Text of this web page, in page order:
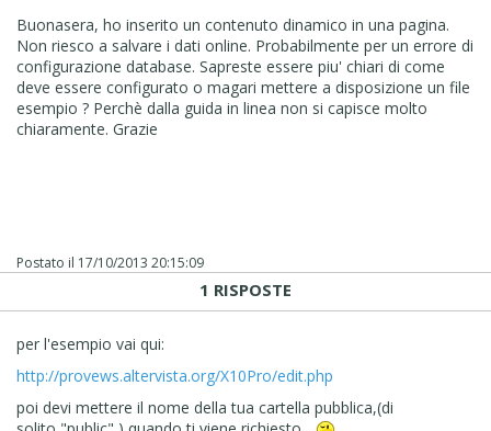
Buonasera, ho inserito un contenuto dinamico in una pagina.
Non riesco a salvare i dati online. Probabilmente per un errore di
configurazione database. Sapreste essere piu' chiari di come
deve essere configurato o magari mettere a disposizione un file
esempio ? Perchè dalla guida in linea non si capisce molto
chiaramente. Grazie
Postato il 17/10/2013 20:15:09
1 RISPOSTE
per l'esempio vai qui:
http://provews.altervista.org/X10Pro/edit.php
poi devi mettere il nome della tua cartella pubblica,(di